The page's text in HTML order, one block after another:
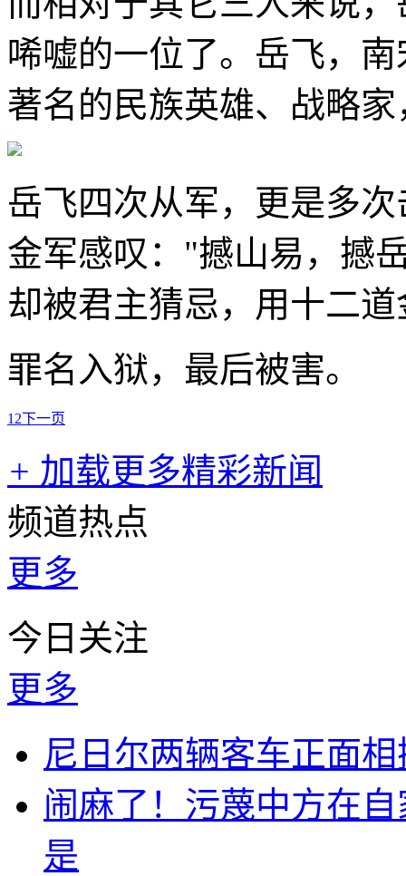
唏嘘的一位了。岳飞，
著名的民族英雄、战略
岳飞四次从军，更是多
金军感叹："撼山易，撼
却被君主猜忌，用十二
罪名入狱，最后被害。
1 2下一页
+ 加载更多精彩新闻
频道热点
更多
今日关注
更多
尼日尔两辆客车正面
闹麻了！污蔑中方在
是